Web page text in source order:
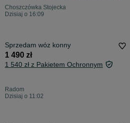
Choszczówka Stojecka
Dzisiaj o 16:09
Sprzedam wóz konny
1 490 zł
1 540 zł z Pakietem Ochronnym
Radom
Dzisiaj o 11:02